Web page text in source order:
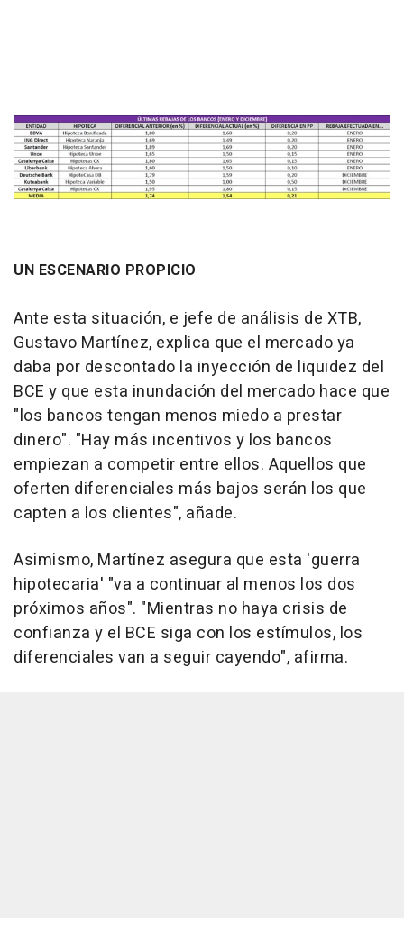
UN ESCENARIO PROPICIO
Ante esta situación, e jefe de análisis de XTB,
Gustavo Martínez, explica que el mercado ya
daba por descontado la inyección de liquidez del
BCE y que esta inundación del mercado hace que
"los bancos tengan menos miedo a prestar
dinero". "Hay más incentivos y los bancos
empiezan a competir entre ellos. Aquellos que
oferten diferenciales más bajos serán los que
capten a los clientes", añade.
Asimismo, Martínez asegura que esta 'guerra
hipotecaria' "va a continuar al menos los dos
próximos años". "Mientras no haya crisis de
confianza y el BCE siga con los estímulos, los
diferenciales van a seguir cayendo", afirma.